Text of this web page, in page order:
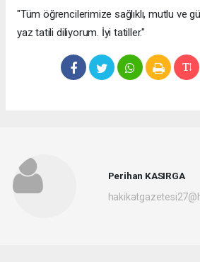
"Tüm öğrencilerimize sağlıklı, mutlu ve
yaz tatili diliyorum. İyi tatiller."
Perihan KASIRGA